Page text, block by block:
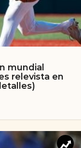
mundial
relevista en